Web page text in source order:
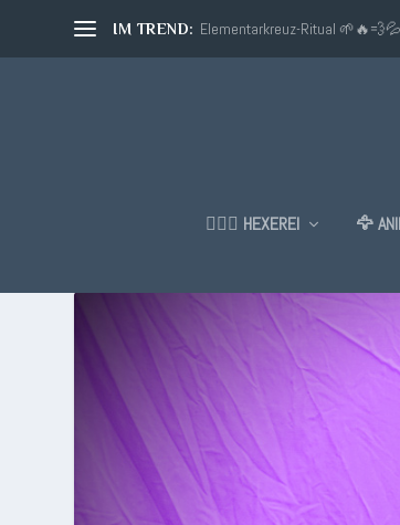
IM TREND: Elementarkreuz-Ritual
🧙🏼‍♂️ HEXEREI 🦅